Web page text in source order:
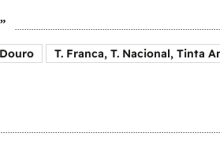
Douro T. Franca, T. Nacional, Tinta